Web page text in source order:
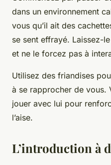
dans un environnement
vous qu’il ait des
se sent effrayé. Laissez-
et ne le forcez pas à
Utilisez des friandises
à se rapprocher de vous.
jouer avec lui pour
l’aise.
L’introduction à